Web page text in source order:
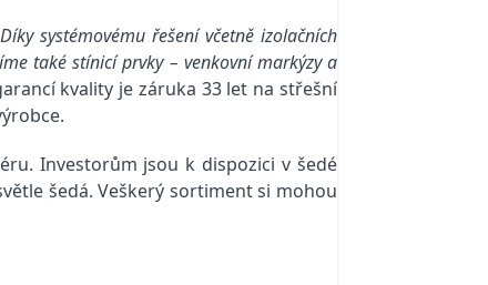
systémovému řešení včetně izolačních
také stínicí prvky – venkovní markýzy a
kvality je záruka 33 let na střešní
Investorům jsou k dispozici v šedé
šedá. Veškerý sortiment si mohou